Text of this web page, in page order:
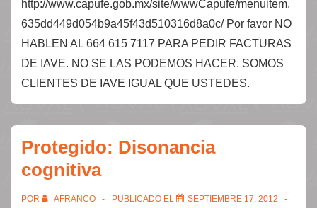
http://www.capufe.gob.mx/site/wwwCapufe/menuitem.
635dd449d054b9a45f43d510316d8a0c/ Por favor NO
HABLEN AL 664 615 7117 PARA PEDIR FACTURAS
DE IAVE. NO SE LAS PODEMOS HACER. SOMOS
CLIENTES DE IAVE IGUAL QUE USTEDES.
Protegido: Disonancia
cognitiva
POR AFRANCO PUBLICADO EL
SEPTIEMBRE 17, 2012